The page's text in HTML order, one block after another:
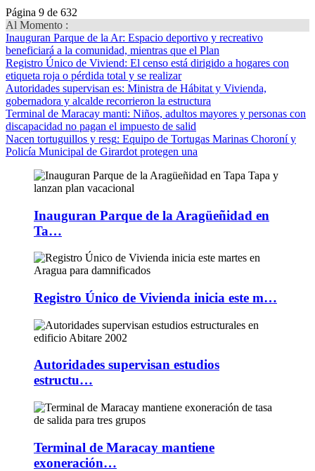
Página 9 de 632
Al Momento :
Inauguran Parque de la Ar: Espacio deportivo y recreativo
beneficiará a la comunidad, mientras que el Plan
Registro Único de Viviend: El censo está dirigido a hogares con
etiqueta roja o pérdida total y se realizar
Autoridades supervisan es: Ministra de Hábitat y Vivienda,
gobernadora y alcalde recorrieron la estructura
Terminal de Maracay manti: Niños, adultos mayores y personas con
discapacidad no pagan el impuesto de salid
Nacen tortuguillos y resg: Equipo de Tortugas Marinas Choroní y
Policía Municipal de Girardot protegen una
Inauguran Parque de la Aragüeñidad en
Ta…
Registro Único de Vivienda inicia este m…
Autoridades supervisan estudios
estructu…
Terminal de Maracay mantiene
exoneración…